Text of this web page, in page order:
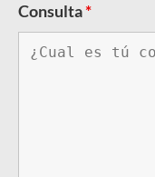
Consulta*